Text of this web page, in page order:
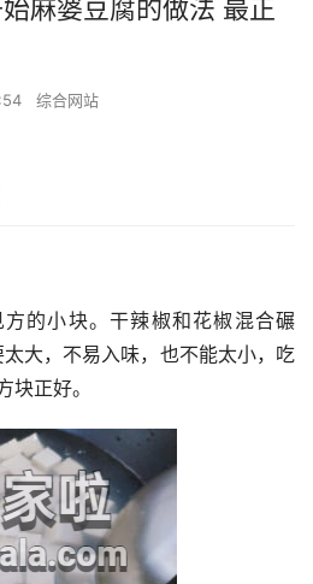
麻婆豆腐的做法 最正
综合网站
的小块。干辣椒和花椒混合碾
大，不易入味，也不能太小，吃
块正好。